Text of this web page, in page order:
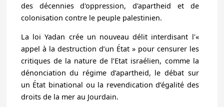
des décennies d'oppression, d'apartheid et de
colonisation contre le peuple palestinien.
La loi Yadan crée un nouveau délit interdisant l'«
appel à la destruction d’un État » pour censurer les
critiques de la nature de l’Etat israélien, comme la
dénonciation du régime d’apartheid, le débat sur
un État binational ou la revendication d’égalité des
droits de la mer au Jourdain.